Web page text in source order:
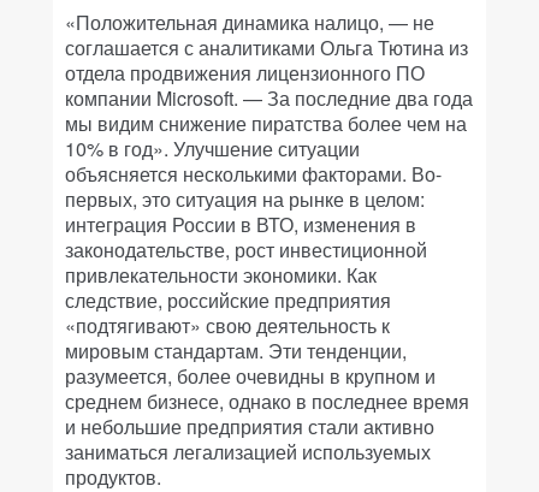
«Положительная динамика налицо, — не
соглашается с аналитиками Ольга Тютина из
отдела продвижения лицензионного ПО
компании Microsoft. — За последние два года
мы видим снижение пиратства более чем на
10% в год». Улучшение ситуации
объясняется несколькими факторами. Во-
первых, это ситуация на рынке в целом:
интеграция России в ВТО, изменения в
законодательстве, рост инвестиционной
привлекательности экономики. Как
следствие, российские предприятия
«подтягивают» свою деятельность к
мировым стандартам. Эти тенденции,
разумеется, более очевидны в крупном и
среднем бизнесе, однако в последнее время
и небольшие предприятия стали активно
заниматься легализацией используемых
продуктов.